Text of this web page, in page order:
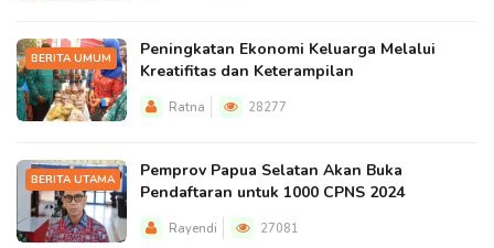
BERITA UMUM
Peningkatan Ekonomi Keluarga Melalui
Kreatifitas dan Keterampilan
Ratna 28277
BERITA UTAMA
Pemprov Papua Selatan Akan Buka
Pendaftaran untuk 1000 CPNS 2024
Rayendi 27081